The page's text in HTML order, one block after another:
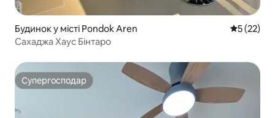
Будинок у місті Pondok Aren Середня
5 (22)
Сахаджа Хаус Бінтаро
Супергосподар
Супергосподар